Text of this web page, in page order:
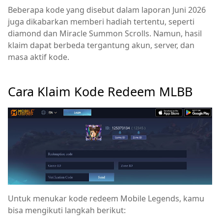
Beberapa kode yang disebut dalam laporan Juni 2026
juga dikabarkan memberi hadiah tertentu, seperti
diamond dan Miracle Summon Scrolls. Namun, hasil
klaim dapat berbeda tergantung akun, server, dan
masa aktif kode.
Cara Klaim Kode Redeem MLBB
Untuk menukar kode redeem Mobile Legends, kamu
bisa mengikuti langkah berikut: